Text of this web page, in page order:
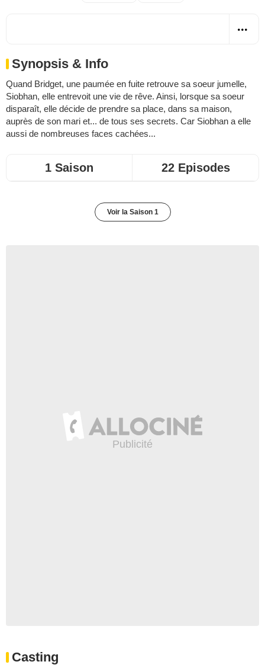
Synopsis & Info
Quand Bridget, une paumée en fuite retrouve sa soeur jumelle,
Siobhan, elle entrevoit une vie de rêve. Ainsi, lorsque sa soeur
disparaît, elle décide de prendre sa place, dans sa maison,
auprès de son mari et... de tous ses secrets. Car Siobhan a elle
aussi de nombreuses faces cachées...
1 Saison 22 Episodes
Voir la Saison 1
Casting